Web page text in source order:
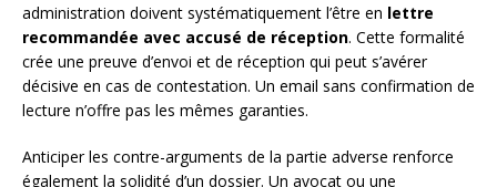
administration doivent systématiquement l’être en lettre
recommandée avec accusé de réception. Cette formalité
crée une preuve d’envoi et de réception qui peut s’avérer
décisive en cas de contestation. Un email sans confirmation de
lecture n’offre pas les mêmes garanties.
Anticiper les contre-arguments de la partie adverse renforce
également la solidité d’un dossier. Un avocat ou une